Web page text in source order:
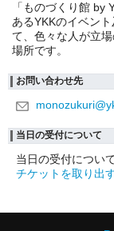
「ものづくり館 by
あるYKKのイベン
て、色々な人が立
場所です。
お問い合わせ先
当日の受付について
当日の受付につい
チケットを取り出